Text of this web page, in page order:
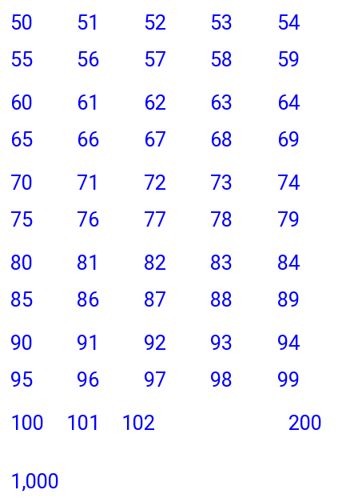
50
51 52 53
54
55
56 57 58
59
60
61 62 63
64
65
66 67 68
69
70
71 72 73
74
75
76 77 78
79
80
81 82 83
84
85
86 87 88
89
90
91 92 93
94
95
96 97 98
99
100
101 102 200
1,000